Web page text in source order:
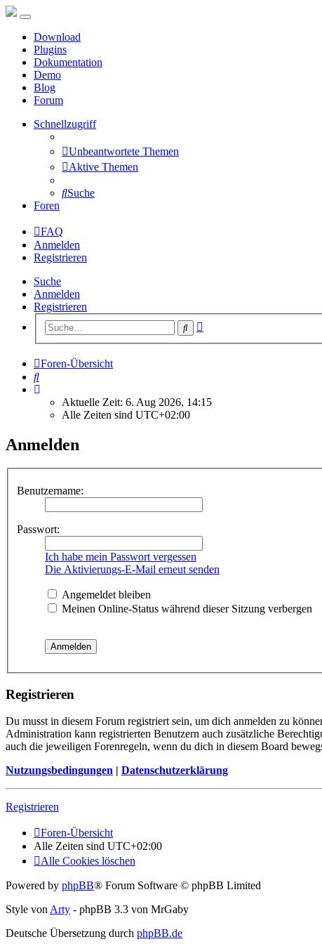
Download
Plugins
Dokumentation
Demo
Blog
Forum
Schnellzugriff
Unbeantwortete Themen
Aktive Themen
Suche
Foren
FAQ
Anmelden
Registrieren
Suche
Anmelden
Registrieren
Suche
Foren-Übersicht
Suche
Aktuelle Zeit: 6. Aug 2026, 14:15
Alle Zeiten sind UTC+02:00
Anmelden
Benutzername:
Passwort:
Ich habe mein Passwort vergessen
Die Aktivierungs-E-Mail erneut senden
Angemeldet bleiben
Meinen Online-Status während dieser Sitzung verbergen
Registrieren
Du musst in diesem Forum registriert sein, um dich anmelden zu
Administration kann registrierten Benutzern auch zusätzliche
auch die jeweiligen Forenregeln, wenn du dich in diesem Board
Nutzungsbedingungen | Datenschutzerklärung
Registrieren
Foren-Übersicht
Alle Zeiten sind UTC+02:00
Alle Cookies löschen
Powered by phpBB® Forum Software © phpBB Limited
Style vonArty - phpBB 3.3 von MrGaby
Deutsche Übersetzung durch phpBB.de